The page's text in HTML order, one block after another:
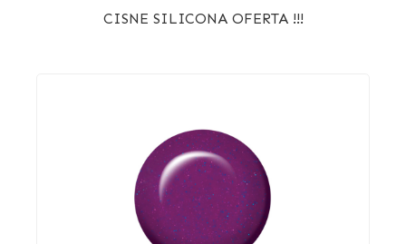
CISNE SILICONA OFERTA !!!